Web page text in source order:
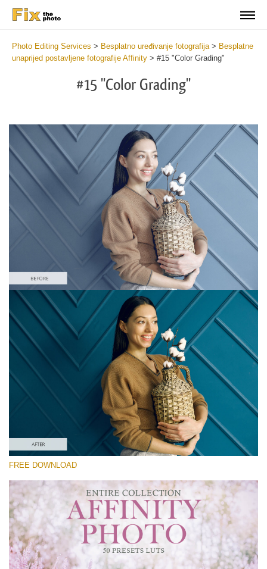
Photo Editing Services > Besplatno uređivanje fotografija> Besplatne
unaprijed postavljene fotografije Affinity > #15 "Color Grading"
#15 "Color Grading"
Please select
Free Affinity Preset #15
Premium Collection
Free download
FREE DOWNLOAD